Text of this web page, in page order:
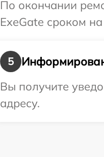
По окончании
ExeGate сроком
5
Вы получите
адресу.